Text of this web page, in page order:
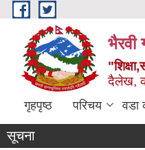
Skip to main content
भैरवी
दैलेख,
गृहपृष्ठ परिचय वडा
सूचना